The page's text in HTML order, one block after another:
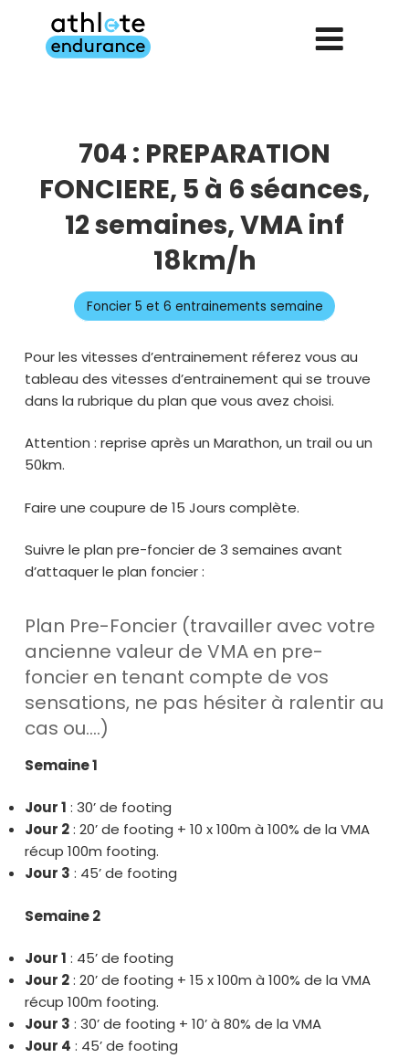
contenu
704 : PREPARATION
FONCIERE, 5 à 6 séances,
12 semaines, VMA inf
18km/h
Foncier 5 et 6 entrainements semaine
Pour les vitesses d’entrainement réferez vous au
tableau des vitesses d’entrainement qui se trouve
dans la rubrique du plan que vous avez choisi.
Attention : reprise après un Marathon, un trail ou un
50km.
Faire une coupure de 15 Jours complète.
Suivre le plan pre-foncier de 3 semaines avant
d’attaquer le plan foncier :
Plan Pre-Foncier (travailler avec votre
ancienne valeur de VMA en pre-
foncier en tenant compte de vos
sensations, ne pas hésiter à ralentir au
cas ou….)
Semaine 1
Jour 1 : 30’ de footing
Jour 2: 20’ de footing + 10 x 100m à 100% de la VMA
récup 100m footing.
Jour 3 : 45’ de footing
Semaine 2
Jour 1 : 45’ de footing
Jour 2: 20’ de footing + 15 x 100m à 100% de la VMA
récup 100m footing.
Jour 3 : 30’ de footing + 10’ à 80% de la VMA
Jour 4 : 45’ de footing